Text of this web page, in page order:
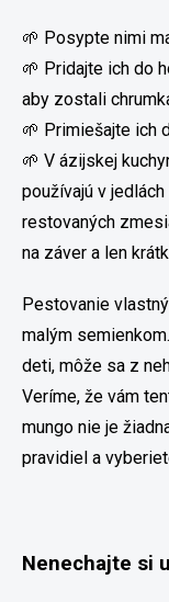
🌱 Posypte nimi
🌱 Pridajte ich do
aby zostali
🌱 Primiešajte ich
🌱 V ázijskej
používajú v
restovaných
na záver a len
Pestovanie
malým
deti, môže sa z
Veríme, že vám
mungo nie je
pravidiel a
Nenechajte si